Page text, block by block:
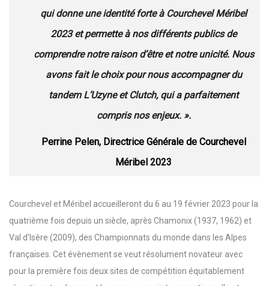
qui donne une identité forte à Courchevel Méribel
2023 et permette à nos différents publics de
comprendre notre raison d’être et notre unicité. Nous
avons fait le choix pour nous accompagner du
tandem L’Uzyne et Clutch, qui a parfaitement
compris nos enjeux. ».
Perrine Pelen, Directrice Générale de Courchevel
Méribel 2023
Courchevel et Méribel accueilleront du 6 au 19 février 2023 pour la
quatrième fois depuis un siècle, après Chamonix (1937, 1962) et
Val d’Isère (2009), des Championnats du monde dans les Alpes
françaises. Cet évènement se veut résolument novateur avec
pour la première fois deux sites de compétition équitablement